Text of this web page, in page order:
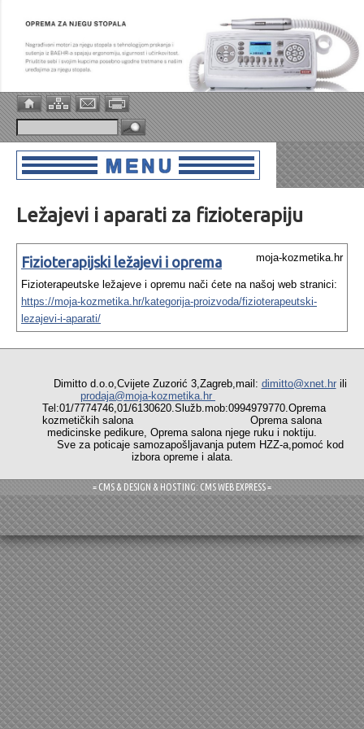
Ležajevi i aparati za fizioterapiju
Fizioterapijski ležajevi i oprema moja-kozmetika.hr
Fizioterapeutske ležajeve i opremu nači ćete na našoj web stranici:
https://moja-kozmetika.hr/kategorija-proizvoda/fizioterapeutski-
lezajevi-i-aparati/
Dimitto d.o.o,Cvijete Zuzorić 3,Zagreb,mail: dimitto@xnet.hrili
prodaja@moja-kozmetika.hr
Tel:01/7774746,01/6130620.Služb.mob:0994979770.Oprema
kozmetičkih salona Oprema salona
medicinske pedikure, Oprema salona njege ruku i noktiju.
Sve za poticaje samozapošljavanja putem HZZ-a,pomoć kod
izbora opreme i alata.
= CMS & DESIGN & HOSTING: CMS WEB EXPRESS =